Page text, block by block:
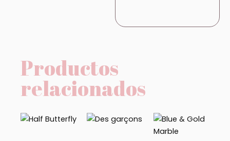
Productos
relacionados
Rango
de
Rango
de
precios:
Rango
de